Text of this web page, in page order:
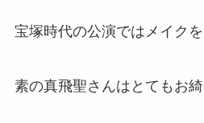
宝塚時代の公演ではメイクを
素の真飛聖さんはとてもお